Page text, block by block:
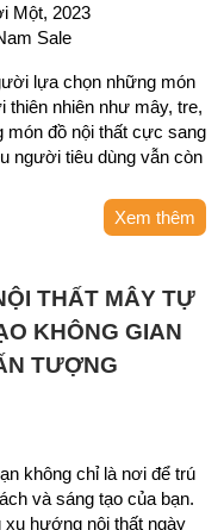
Một, 2023
Sale
lựa chọn những món
thiên nhiên như mây, tre,
món đồ nội thất cực sang
người tiêu dùng vẫn còn
Xem thêm
THẤT MÂY TỰ
KHÔNG GIAN
TƯỢNG
không chỉ là nơi để trú
và sáng tạo của bạn.
xu hướng nội thất ngày